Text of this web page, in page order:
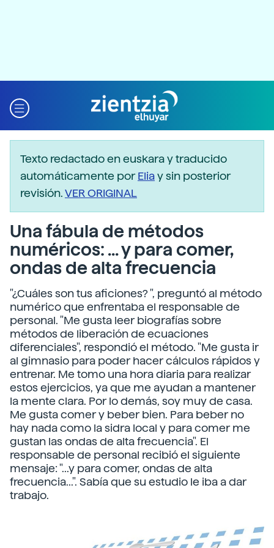
Texto redactado en euskara y traducido
automáticamente porEliay sin posterior
revisión.VER ORIGINAL
Una fábula de métodos
numéricos: ... y para comer,
ondas de alta frecuencia
"¿Cuáles son tus aficiones? ", preguntó al método
numérico que enfrentaba el responsable de
personal. "Me gusta leer biografías sobre
métodos de liberación de ecuaciones
diferenciales", respondió el método. "Me gusta ir
al gimnasio para poder hacer cálculos rápidos y
entrenar. Me tomo una hora diaria para realizar
estos ejercicios, ya que me ayudan a mantener
la mente clara. Por lo demás, soy muy de casa.
Me gusta comer y beber bien. Para beber no
hay nada como la sidra local y para comer me
gustan las ondas de alta frecuencia". El
responsable de personal recibió el siguiente
mensaje: "...y para comer, ondas de alta
frecuencia...". Sabía que su estudio le iba a dar
trabajo.